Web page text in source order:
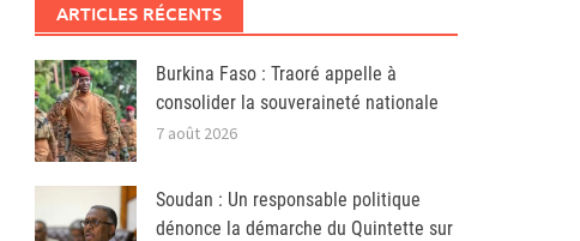
ARTICLES RÉCENTS
Burkina Faso : Traoré appelle à
consolider la souveraineté nationale
7 août 2026
Soudan : Un responsable politique
dénonce la démarche du Quintette sur